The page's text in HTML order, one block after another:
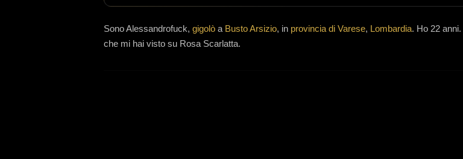
SonoAlessandrofuck, gigolò a Busto Arsizio, in provincia di Varese, Lombardia. Ho 22 anni.
che mi hai visto su Rosa Scarlatta.